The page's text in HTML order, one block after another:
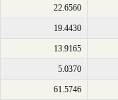
22.6560
19.4430
13.9165
5.0370
61.5746